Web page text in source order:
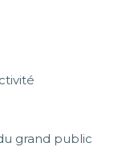
grand public